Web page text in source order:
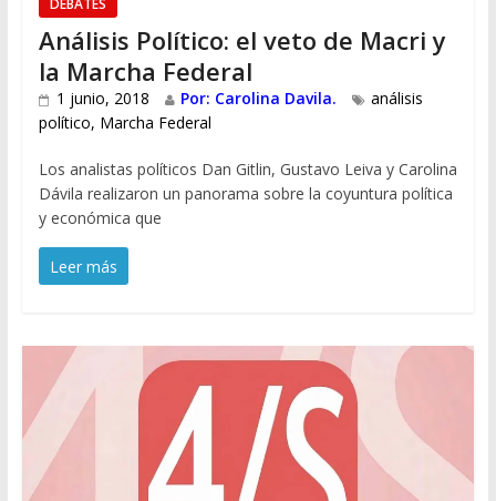
Análisis Político: el veto de Macri y
la Marcha Federal
1 junio, 2018 Por: Carolina Davila.
análisis
político, Marcha Federal
Los analistas políticos Dan Gitlin, Gustavo Leiva y Carolina
Dávila realizaron un panorama sobre la coyuntura política
y económica que
Leer más